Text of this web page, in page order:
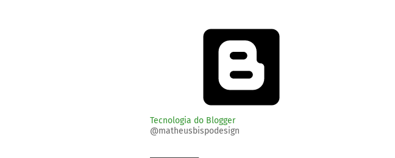
Tecnologia do Blogger
@matheusbispodesign